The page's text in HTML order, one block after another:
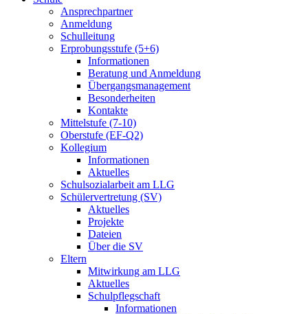
Ansprechpartner
Anmeldung
Schulleitung
Erprobungsstufe (5+6)
Informationen
Beratung und Anmeldung
Übergangsmanagement
Besonderheiten
Kontakte
Mittelstufe (7-10)
Oberstufe (EF-Q2)
Kollegium
Informationen
Aktuelles
Schulsozialarbeit am LLG
Schülervertretung (SV)
Aktuelles
Projekte
Dateien
Über die SV
Eltern
Mitwirkung am LLG
Aktuelles
Schulpflegschaft
Informationen